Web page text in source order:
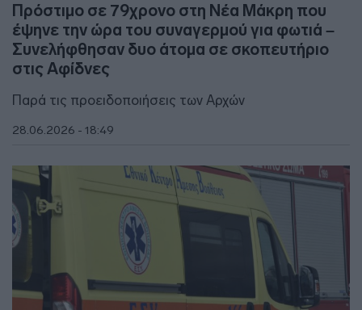
Πρόστιμο σε 79χρονο στη Νέα Μάκρη που
έψηνε την ώρα του συναγερμού για φωτιά –
Συνελήφθησαν δυο άτομα σε σκοπευτήριο
στις Αφίδνες
Παρά τις προειδοποιήσεις των Αρχών
28.06.2026 - 18:49